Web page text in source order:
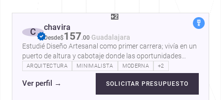
+2
C chavira
Desde$157.00·Guadalajara
Estudié Diseño Artesanal como primer carrera; vivía en un
puerto de altura y cabotaje donde las oportunidades
laborales se enfocaban a…
ARQUITECTURA MINIMALISTA MODERNA +2
Ver perfil → SOLICITAR PRESUPUESTO